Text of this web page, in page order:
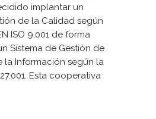
implantar un
de la Calidad según
ISO 9.001 de forma
Sistema de Gestión de
la Información según la
Esta cooperativa